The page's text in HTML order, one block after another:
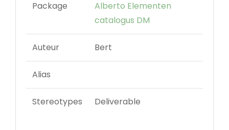
Package
Alberto Elementen
catalogus DM
Auteur Bert
Alias
Stereotypes Deliverable